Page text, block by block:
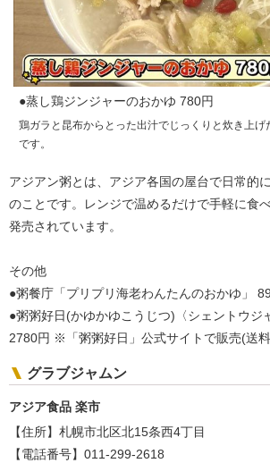
●蒸し鶏ジンジャーのおかゆ 780円
鶏ガラと昆布からとった出汁でじっくりと炊き上げ
です。
アジアン粥とは、アジア各国の屋台で日常的
のことです。レンジで温めるだけで手軽に食
発売されています。
その他
●粥餐庁「プリプリ海老わんたんのおかゆ」
●粥粥好日(かゆかゆこうじつ)〈シェントウジ
2780円 ※「粥粥好日」公式サイトで販売(送
グラブジャムン
アジア食品 楽市
【住所】札幌市北区北15条西4丁目
【電話番号】011-299-2618